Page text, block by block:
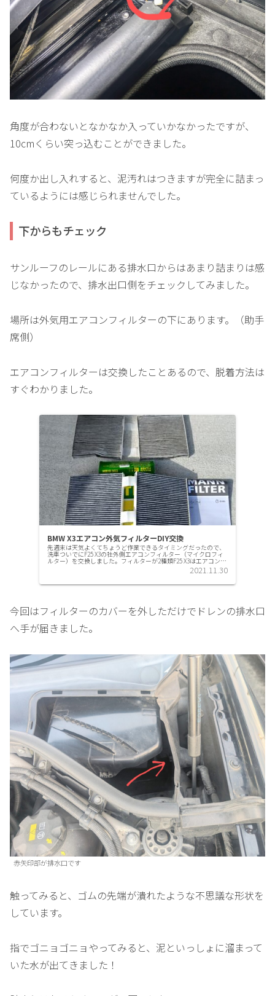
角度が合わないとなかなか入っていかなかったですが、
10cmくらい突っ込むことができました。
何度か出し入れすると、泥汚れはつきますが完全に詰まっ
ているようには感じられませんでした。
下からもチェック
サンルーフのレールにある排水口からはあまり詰まりは感
じなかったので、排水出口側をチェックしてみました。
場所は外気用エアコンフィルターの下にあります。（助手
席側）
エアコンフィルターは交換したことあるので、脱着方法は
すぐわかりました。
BMW X3エアコン外気フィルターDIY交換
先週末は天気よくてちょうど作業できるタイミングだったので、
洗車ついでにF25 X3の社外側エアコンフィルター（マイクロフィ
ルター）を交換しました。フィルターが2種類F25 X3はエアコンフ
ィルターが２つついています。室内用循環用のものと、外...
2021.11.30
今回はフィルターのカバーを外しただけでドレンの排水口
へ手が届きました。
赤矢印部が排水口です
触ってみると、ゴムの先端が潰れたような不思議な形状を
しています。
指でゴニョゴニョやってみると、泥といっしょに溜まって
いた水が出てきました！